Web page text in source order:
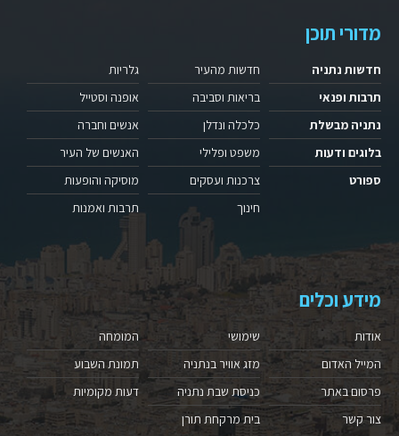
מדורי תוכן
חדשות נתניה
תרבות ופנאי
נתניה מבשלת
בלוגים ודעות
ספורט
חדשות מהעיר
בריאות וסביבה
כלכלה ונדלן
משפט ופלילי
צרכנות ועסקים
חינוך
גלריות
אופנה וסטייל
אנשים וחברה
האנשים של העיר
מוסיקה והופעות
תרבות ואמנות
מידע וכלים
אודות
המייל האדום
פרסום באתר
צור קשר
שימושי
מזג אוויר בנתניה
כניסת שבת נתניה
בית מרקחת תורן
המומחה
תמונת השבוע
דעות מקומיות